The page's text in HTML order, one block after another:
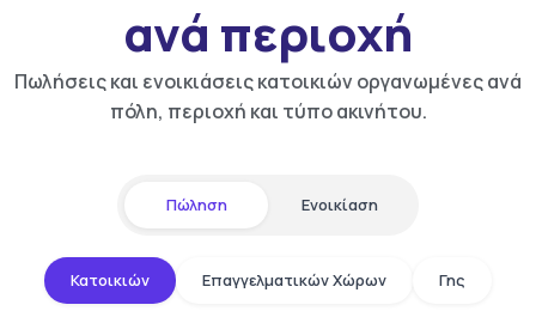
ανά περιοχή
Πωλήσεις και ενοικιάσεις κατοικιών οργανωμένες ανά
πόλη, περιοχή και τύπο ακινήτου.
Πώληση Ενοικίαση
Κατοικιών Επαγγελματικών Χώρων Γης